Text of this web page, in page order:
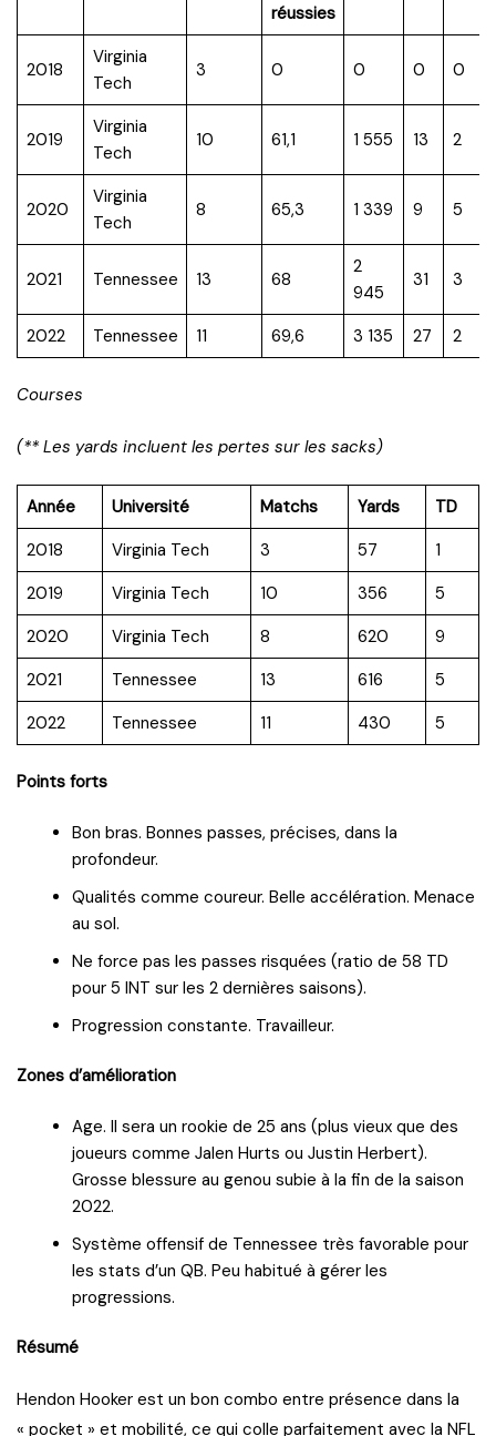
réussies
2018
Virginia
Tech
3 0 0 0 0
2019
Virginia
Tech
10 61,1 1 555 13 2
2020
Virginia
Tech
8 65,3 1 339 9 5
2021 Tennessee 13 68
2
945
31 3
2022 Tennessee 11 69,6 3 135 27 2
Courses
(** Les yards incluent les pertes sur les sacks)
Année Université Matchs Yards
TD
2018
Virginia Tech 3 57
1
2019
Virginia Tech 10 356
5
2020
Virginia Tech 8 620
9
2021
Tennessee 13 616
5
2022
Tennessee 11 430 5
Points forts
Bon bras. Bonnes passes, précises, dans la
profondeur.
Qualités comme coureur. Belle accélération. Menace
au sol.
Ne force pas les passes risquées (ratio de 58 TD
pour 5 INT sur les 2 dernières saisons).
Progression constante. Travailleur.
Zones d’amélioration
Age. Il sera un rookie de 25 ans (plus vieux que des
joueurs comme Jalen Hurts ou Justin Herbert).
Grosse blessure au genou subie à la fin de la saison
2022.
Système offensif de Tennessee très favorable pour
les stats d’un QB. Peu habitué à gérer les
progressions.
Résumé
Hendon Hooker est un bon combo entre présence dans la
« pocket » et mobilité, ce qui colle parfaitement avec la NFL